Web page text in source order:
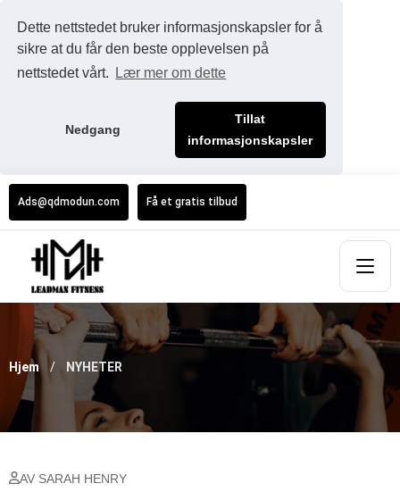
Dette nettstedet bruker informasjonskapsler for å
sikre at du får den beste opplevelsen på
nettstedet vårt.
Lær mer om dette
Nedgang
Tillat
informasjonskapsler
Ads@qdmodun.com Få et gratis tilbud
Hjem NYHETER
AV SARAH HENRY